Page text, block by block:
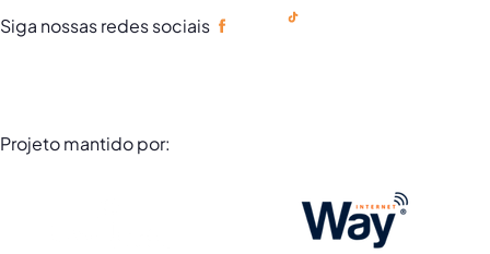
Siga nossas redes sociais
Projeto mantido por: